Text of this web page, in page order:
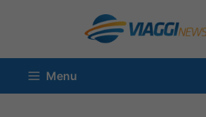
contenuto
Menu